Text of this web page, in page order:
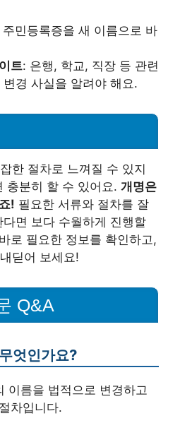
주민등록증을 새 이름으로 바
트: 은행, 학교, 직장 등 관련
경 사실을 알려야 해요.
한 절차로 느껴질 수 있지
충분히 할 수 있어요. 개명은
! 필요한 서류와 절차를 잘
면 보다 수월하게 진행할
로 필요한 정보를 확인하고,
딛어 보세요!
Q&A
엇인가요?
이름을 법적으로 변경하고
차입니다.